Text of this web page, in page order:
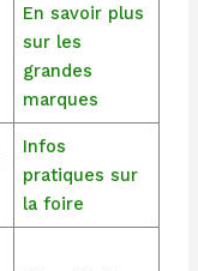
En savoir plus
sur les
grandes
marques
Infos
pratiques sur
la foire